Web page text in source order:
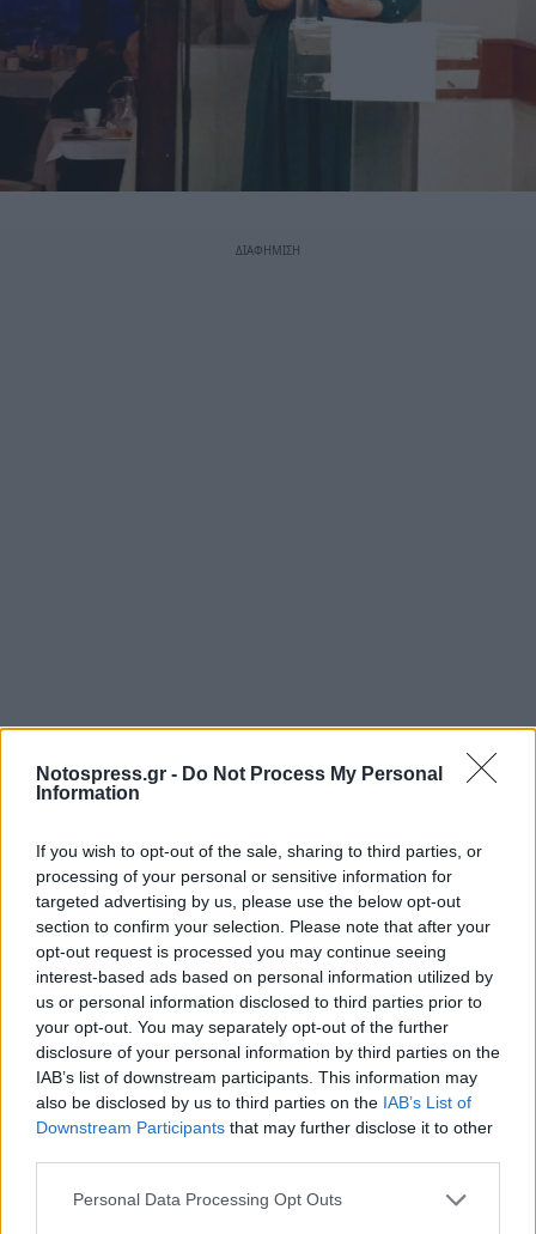
Notospress.gr - Do Not Process My Personal
Information
If you wish to opt-out of the sale, sharing to third parties, or
processing of your personal or sensitive information for
targeted advertising by us, please use the below opt-out
section to confirm your selection. Please note that after your
opt-out request is processed you may continue seeing
interest-based ads based on personal information utilized by
us or personal information disclosed to third parties prior to
your opt-out. You may separately opt-out of the further
disclosure of your personal information by third parties on the
IAB’s list of downstream participants. This information may
also be disclosed by us to third parties on the IAB’s List of
Downstream Participants that may further disclose it to other
Personal Data Processing Opt Outs